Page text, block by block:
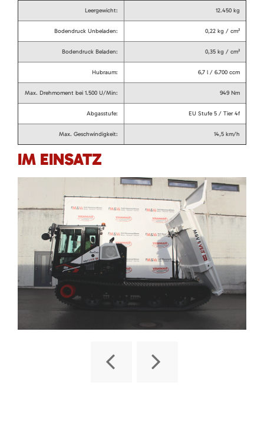
Leergewicht: 12.450 kg
Bodendruck Unbeladen: 0,22 kg / cm²
Bodendruck Beladen: 0,35 kg / cm²
Hubraum: 6,7 l / 6.700 ccm
Max. Drehmoment bei 1.500 U/Min: 949 Nm
Abgasstufe: EU Stufe 5 / Tier 4f
Max. Geschwindigkeit: 14,5 km/h
IM EINSATZ